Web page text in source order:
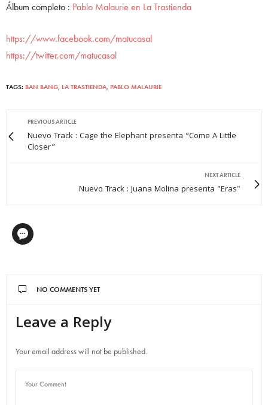
Álbum completo : Pablo Malaurie en La Trastienda
https://www.facebook.com/matucasal
https://twitter.com/matucasal
TAGS: BAN BANG, LA TRASTIENDA, PABLO MALAURIE
PREVIOUS ARTICLE
Nuevo Track : Cage the Elephant presenta “Come A Little
Closer”
NEXT ARTICLE
Nuevo Track : Juana Molina presenta "Eras"
NO COMMENTS YET
Leave a Reply
Your email address will not be published.